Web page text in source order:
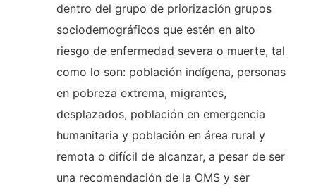
dentro del grupo de priorización grupos
sociodemográficos que estén en alto
riesgo de enfermedad severa o muerte, tal
como lo son: población indígena, personas
en pobreza extrema, migrantes,
desplazados, población en emergencia
humanitaria y población en área rural y
remota o difícil de alcanzar, a pesar de ser
una recomendación de la OMS y ser